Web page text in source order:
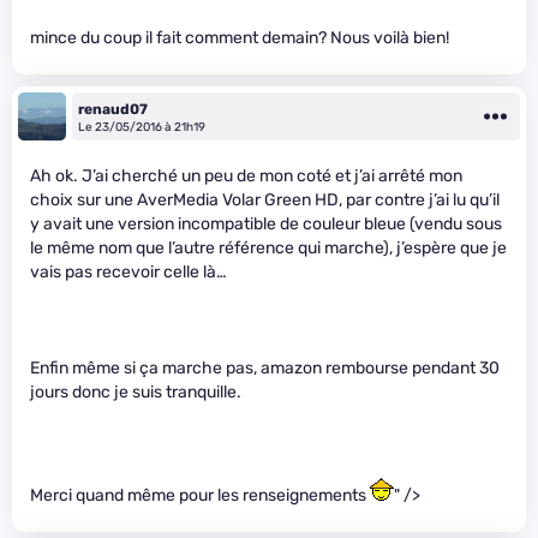
mince du coup il fait comment demain? Nous voilà bien!
renaud07
Le 23/05/2016 à 21h19
Ah ok. J’ai cherché un peu de mon coté et j’ai arrêté mon
choix sur une AverMedia Volar Green HD, par contre j’ai lu qu’il
y avait une version incompatible de couleur bleue (vendu sous
le même nom que l’autre référence qui marche), j’espère que je
vais pas recevoir celle là…
Enfin même si ça marche pas, amazon rembourse pendant 30
jours donc je suis tranquille.
Merci quand même pour les renseignements " />